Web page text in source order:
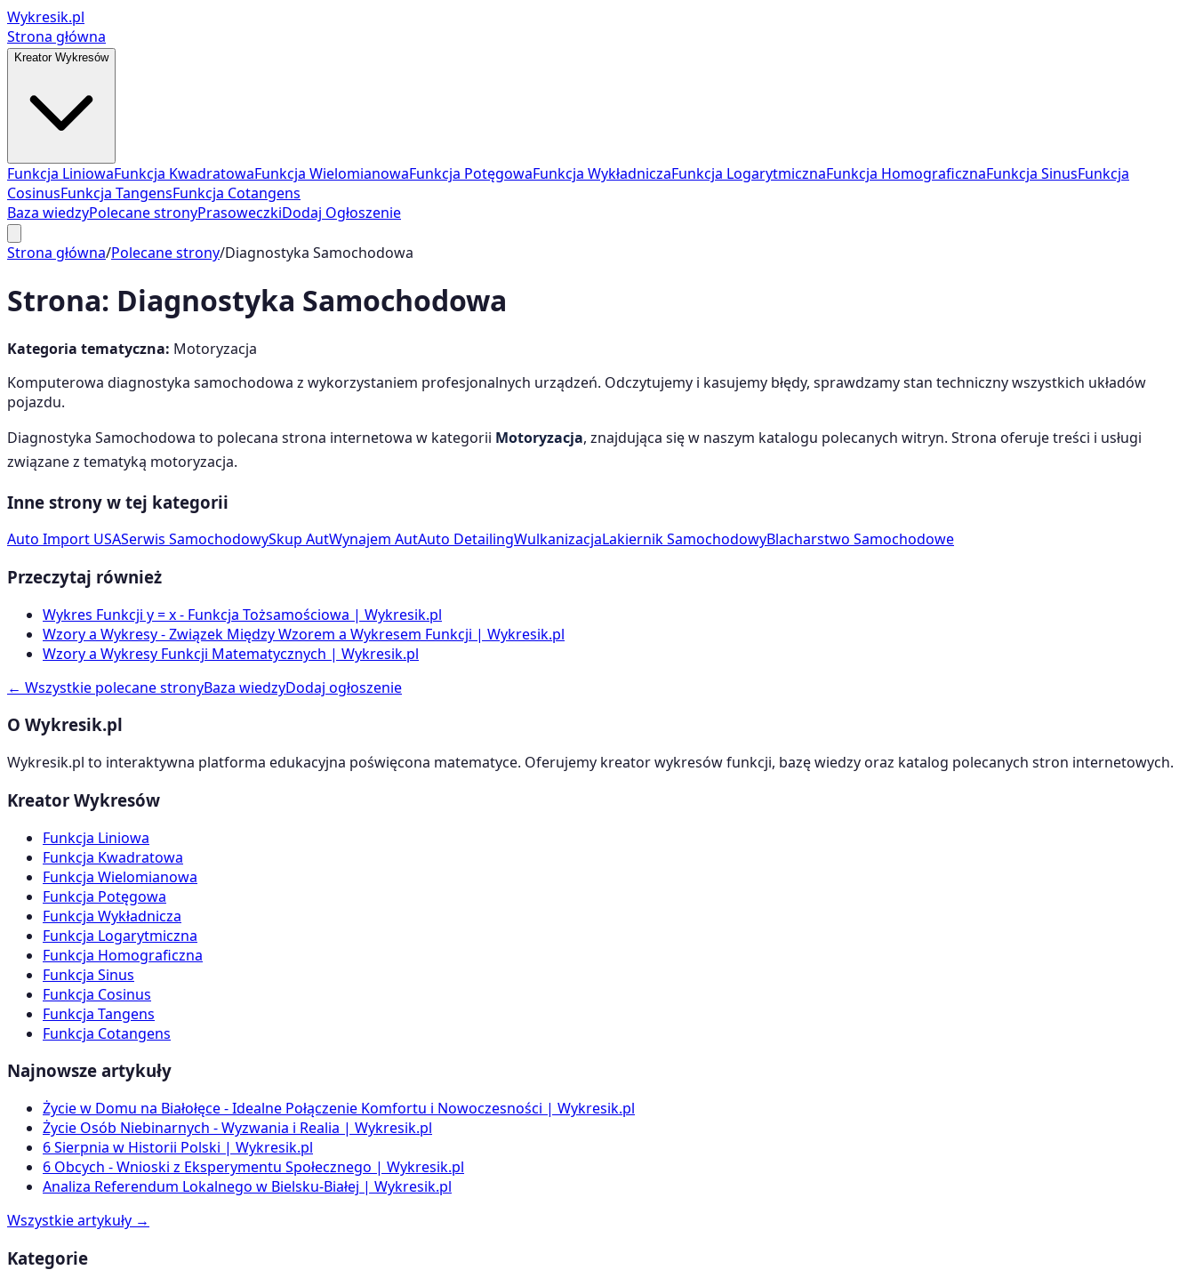
Wykresik.pl
Strona główna
Kreator Wykresów
Funkcja LiniowaFunkcja KwadratowaFunkcja WielomianowaFunkcja PotęgowaFunkcja WykładniczaFunkcja LogarytmicznaFunkcja HomograficznaFunkcja SinusFunkcja
CosinusFunkcja TangensFunkcja Cotangens
Baza wiedzyPolecane stronyPrasoweczkiDodaj Ogłoszenie
Strona główna/Polecane strony/Diagnostyka Samochodowa
Strona: Diagnostyka Samochodowa
Kategoria tematyczna: Motoryzacja
Komputerowa diagnostyka samochodowa z wykorzystaniem profesjonalnych urządzeń. Odczytujemy i kasujemy błędy, sprawdzamy stan techniczny wszystkich układów
pojazdu.
Diagnostyka Samochodowa to polecana strona internetowa w kategorii Motoryzacja, znajdująca się w naszym katalogu polecanych witryn. Strona oferuje treści i usługi
związane z tematyką motoryzacja.
Inne strony w tej kategorii
Auto Import USASerwis SamochodowySkup AutWynajem AutAuto DetailingWulkanizacjaLakiernik SamochodowyBlacharstwo Samochodowe
Przeczytaj również
Wykres Funkcji y = x - Funkcja Tożsamościowa | Wykresik.pl
Wzory a Wykresy - Związek Między Wzorem a Wykresem Funkcji | Wykresik.pl
Wzory a Wykresy Funkcji Matematycznych | Wykresik.pl
← Wszystkie polecane stronyBaza wiedzyDodaj ogłoszenie
O Wykresik.pl
Wykresik.pl to interaktywna platforma edukacyjna poświęcona matematyce. Oferujemy kreator wykresów funkcji, bazę wiedzy oraz katalog polecanych stron internetowych.
Kreator Wykresów
Funkcja Liniowa
Funkcja Kwadratowa
Funkcja Wielomianowa
Funkcja Potęgowa
Funkcja Wykładnicza
Funkcja Logarytmiczna
Funkcja Homograficzna
Funkcja Sinus
Funkcja Cosinus
Funkcja Tangens
Funkcja Cotangens
Najnowsze artykuły
Życie w Domu na Białołęce - Idealne Połączenie Komfortu i Nowoczesności | Wykresik.pl
Życie Osób Niebinarnych - Wyzwania i Realia | Wykresik.pl
6 Sierpnia w Historii Polski | Wykresik.pl
6 Obcych - Wnioski z Eksperymentu Społecznego | Wykresik.pl
Analiza Referendum Lokalnego w Bielsku-Białej | Wykresik.pl
Wszystkie artykuły →
Kategorie